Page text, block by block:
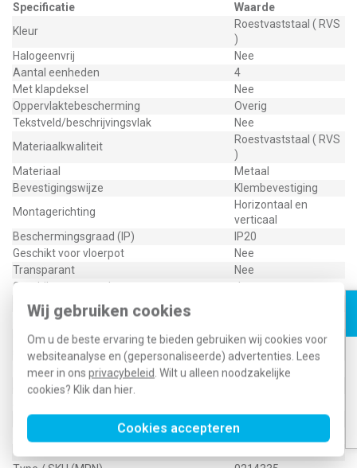
Wij gebruiken cookies
Om u de beste ervaring te bieden gebruiken wij cookies voor
websiteanalyse en (gepersonaliseerde) advertenties. Lees
meer in ons privacybeleid. Wilt u alleen noodzakelijke
cookies? Klik dan hier.
Cookies accepteren
Specificatie
Waarde
Kleur
Roestvaststaal ( RVS
)
Halogeenvrij
Nee
Aantal eenheden
4
Met klapdeksel
Nee
Oppervlaktebescherming
Overig
Tekstveld/beschrijvingsvlak
Nee
Materiaalkwaliteit
Roestvaststaal ( RVS
)
Materiaal
Metaal
Bevestigingswijze
Klembevestiging
Montagerichting
Horizontaal en
verticaal
Beschermingsgraad (IP)
IP20
Geschikt voor vloerpot
Nee
Transparant
Nee
Geschikt voor wandgoot
Ja
Geschikt voor inbouwinstallatie (stucwerk)
Bondige uitvoering
Geschikt voor inbouwinstallatie (geen
stucwerk)
Nee
Inbouwmontage (stucwerk)
Ja
Aantal eenheden horizontaal
Met montageraam
Nee
Antibacteriële behandeling
Nee